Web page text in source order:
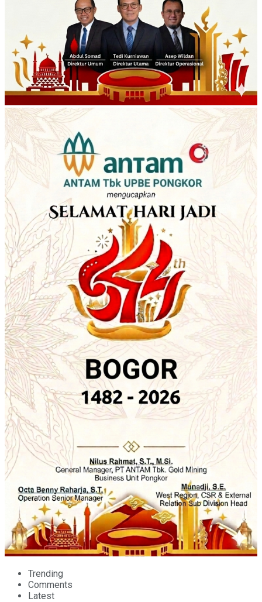
Trending
Comments
Latest